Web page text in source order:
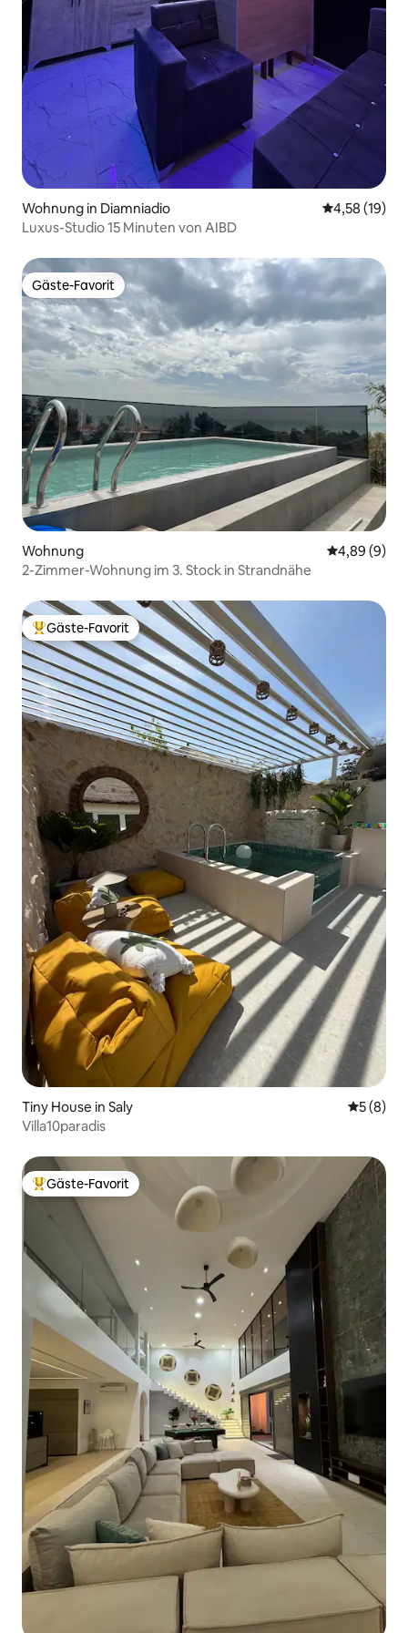
Wohnung in Diamniadio
4,58 (19)
Luxus-Studio 15 Minuten von AIBD
Gäste-Favorit
Gäste-Favorit
Wohnung
4,89 (9)
2-Zimmer-Wohnung im 3. Stock in Strandnähe
Beliebter Gäste-Favorit.
Gäste-Favorit
Tiny House in Saly
5 (8)
Villa10paradis
Beliebter Gäste-Favorit.
Gäste-Favorit